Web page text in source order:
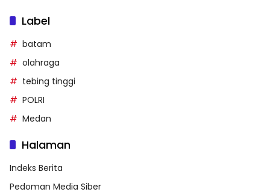
Label
batam
olahraga
tebing tinggi
POLRI
Medan
Halaman
Indeks Berita
Pedoman Media Siber